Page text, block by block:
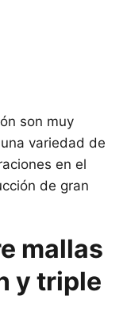
son muy
variedad de
en el
de gran
mallas
y triple